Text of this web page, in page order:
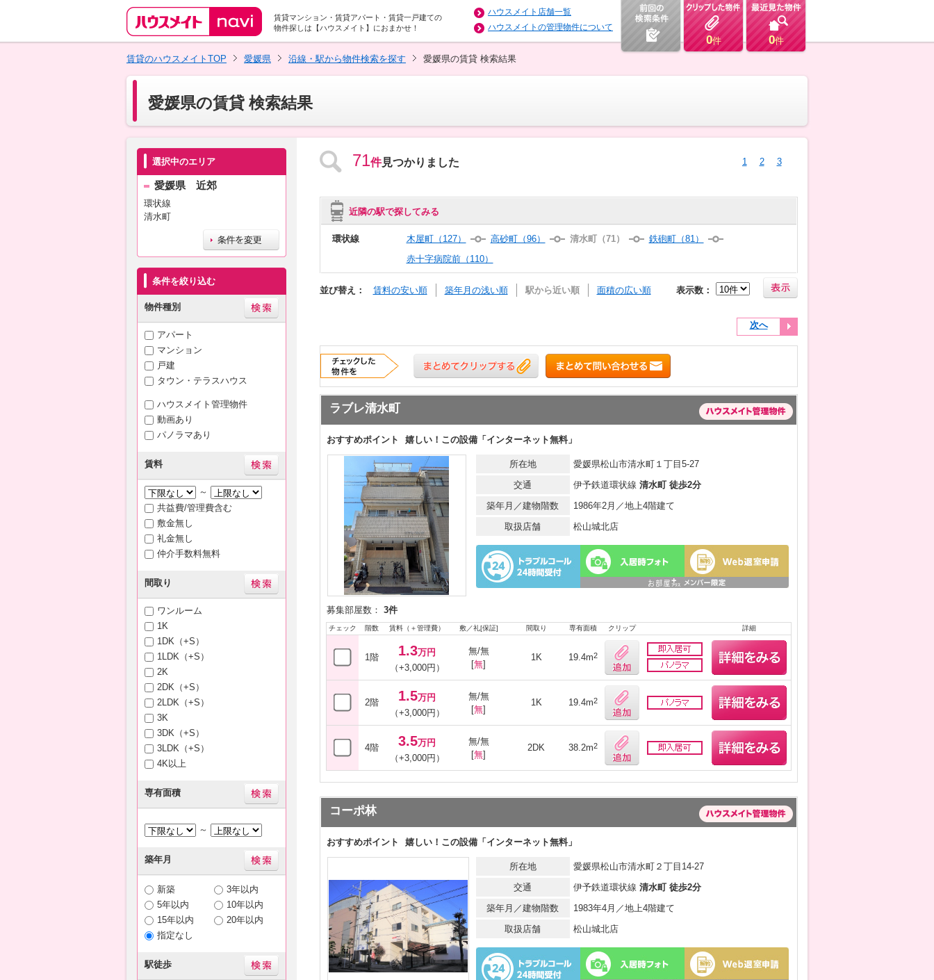
賃貸マンション・賃貸アパート・賃貸一戸建ての
物件探しは【ハウスメイト】におまかせ！
ハウスメイト店舗一覧
ハウスメイトの管理物件について
0件 0件
賃貸のハウスメイトTOP
愛媛県 沿線・駅から物件検索を探す 愛媛県の賃貸 検索結果
愛媛県の賃貸 検索結果
選択中のエリア
愛媛県 近郊
環状線
清水町
条件を絞り込む
物件種別
アパート
マンション
戸建
タウン・テラスハウス
ハウスメイト管理物件
動画あり
パノラマあり
賃料
～
共益費/管理費含む
敷金無し
礼金無し
仲介手数料無料
間取り
ワンルーム
1K
1DK（+S）
1LDK（+S）
2K
2DK（+S）
2LDK（+S）
3K
3DK（+S）
3LDK（+S）
4K以上
専有面積
～
築年月
新築
3年以内
5年以内
10年以内
15年以内
20年以内
指定なし
駅徒歩
71件見つかりました 1 2 3
近隣の駅で探してみる
環状線 木屋町（127） 高砂町（96） 清水町（71）
鉄砲町（81）
赤十字病院前（110）
並び替え： 賃料の安い順 築年月の浅い順 駅から近い順 面積の広い順 表示数：
次へ
ラブレ清水町
おすすめポイント 嬉しい！この設備「インターネット無料」
所在地
愛媛県松山市清水町１丁目5-27
交通
伊予鉄道環状線 清水町 徒歩2分
築年月／建物階数
1986年2月／地上4階建て
取扱店舗
松山城北店
募集部屋数： 3件
チェック 階数 賃料（＋管理費） 敷／礼[保証] 間取り 専有面積 クリップ 詳細
1階 1.3万円
（+3,000円）
無/無
[無]
1K 19.4m2
2階 1.5万円
（+3,000円）
無/無
[無]
1K 19.4m2
4階 3.5万円
（+3,000円）
無/無
[無]
2DK 38.2m2
コーポ林
おすすめポイント 嬉しい！この設備「インターネット無料」
所在地
愛媛県松山市清水町２丁目14-27
交通
伊予鉄道環状線 清水町 徒歩2分
築年月／建物階数
1983年4月／地上4階建て
取扱店舗
松山城北店